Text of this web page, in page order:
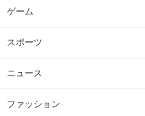
ゲーム
スポーツ
ニュース
ファッション